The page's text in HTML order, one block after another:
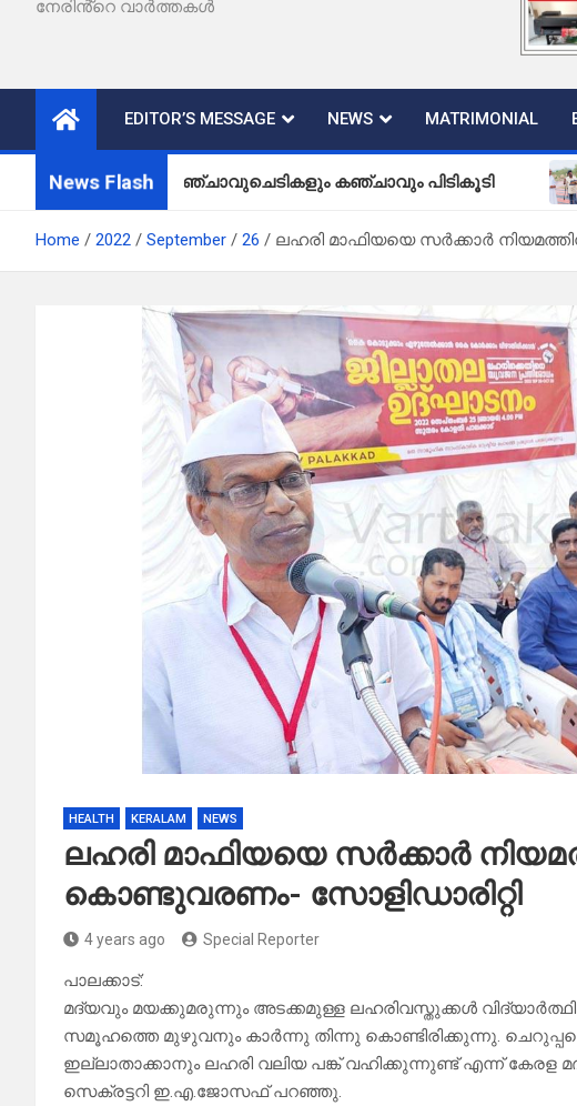
നേരിൻ്റെ വാർത്തകൾ
EDITOR’S MESSAGE NEWS MATRIMONIAL
News Flash
കഞ്ചാവുചെടികളും കഞ്ചാവും പിടികൂടി
Home 2022 September 26 ലഹരി മാഫിയയെ സർക്കാർ
HEALTH KERALAM NEWS
ലഹരി മാഫിയയെ സർക്കാർ
കൊണ്ടുവരണം- സോളിഡാരിറ്റി
4 years ago Special Reporter
പാലക്കാട്:
മദ്യവും മയക്കുമരുന്നും അടക്കമുള്ള ലഹരിവസ്തുക്കൾ
സമൂഹത്തെ മുഴുവനും കാർന്നു തിന്നു കൊണ്ടിരിക്കുന്നു.
ഇല്ലാതാക്കാനും ലഹരി വലിയ പങ്ക് വഹിക്കുന്നുണ്ട് എന്ന്
സെക്രട്ടറി ഇ.എ.ജോസഫ് പറഞ്ഞു.